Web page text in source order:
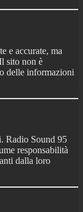
e accurate, ma
sito non è
delle informazioni
Radio Sound 95
responsabilità
dalla loro